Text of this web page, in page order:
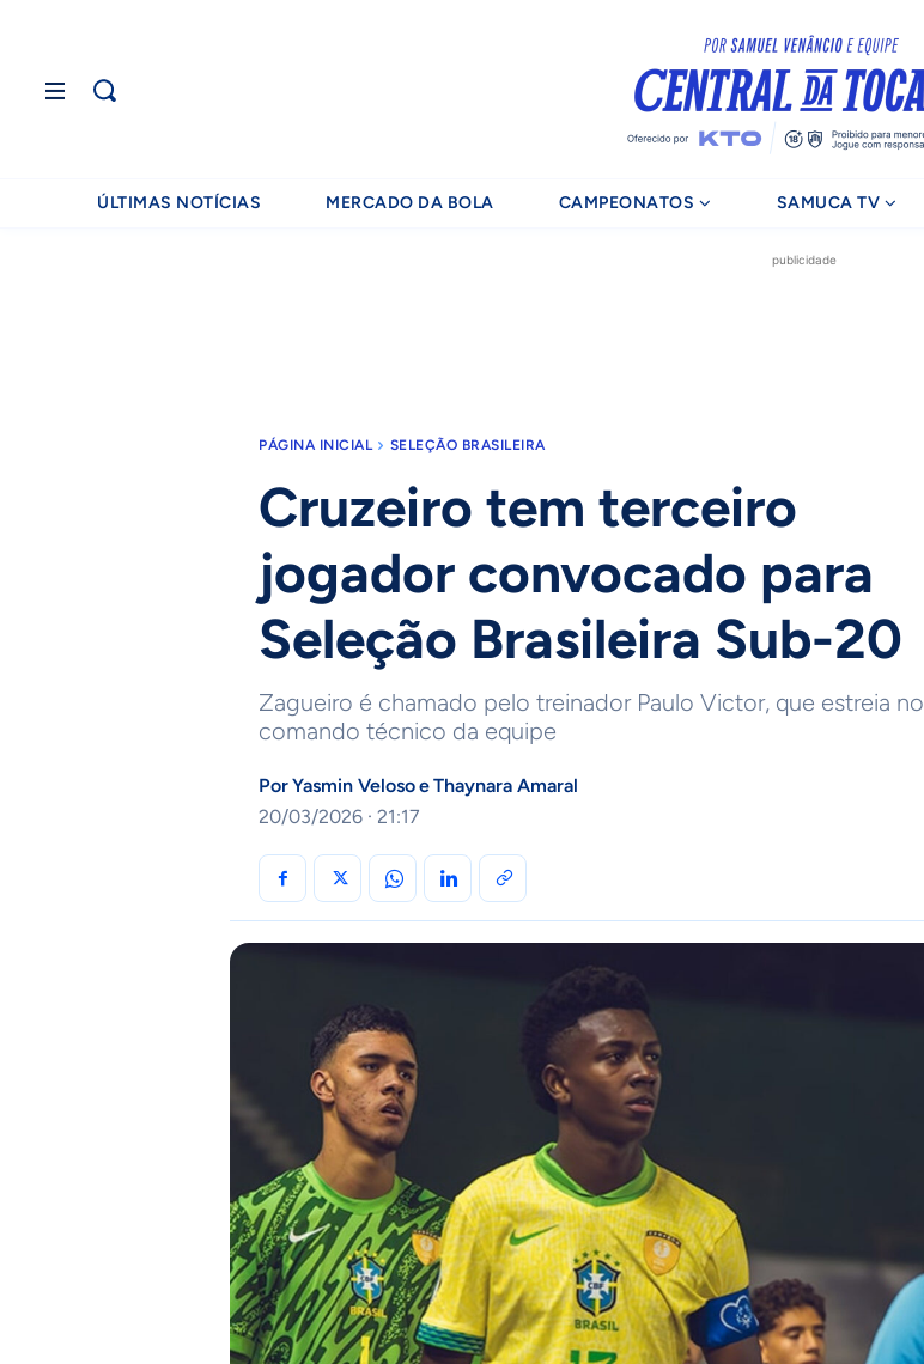
ÚLTIMAS NOTÍCIAS MERCADO DA BOLA CAMPEONATOS SAMUCA TV
publicidade
PÁGINA INICIAL SELEÇÃO BRASILEIRA
Cruzeiro tem terceiro
jogador convocado para
Seleção Brasileira Sub-20
Zagueiro é chamado pelo treinador Paulo Victor, que estreia no
comando técnico da equipe
PorYasmin VelosoeThaynara Amaral
20/03/2026 · 21:17